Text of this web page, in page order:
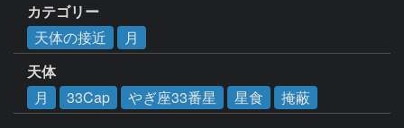
カテゴリー
天体の接近
月
天体
月
33Cap やぎ座33番星 星食 掩蔽